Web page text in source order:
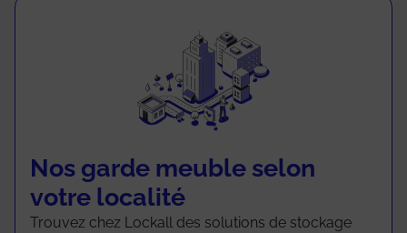
Nos garde meuble selon
votre localité
Trouvez chez Lockall des solutions de stockage